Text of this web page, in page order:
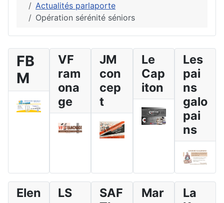
Actualités parlaporte
Opération sérénité séniors
FB
M
VF
ram
ona
ge
JM
con
cep
t
Le
Cap
iton
Les
pai
ns
galo
pai
ns
Elen
LS
SAF
Mar
La